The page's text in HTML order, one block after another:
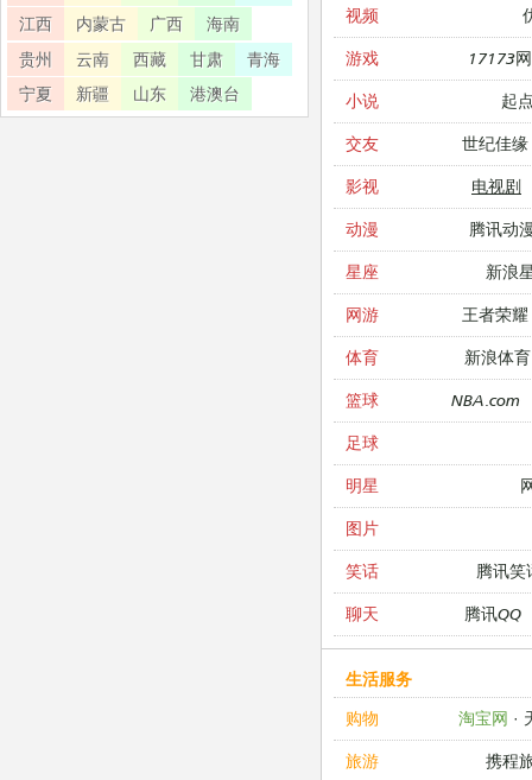
视频
游戏 17173
小说 起
交友 世纪佳缘
影视 电视剧
动漫 腾讯动
星座 新浪
网游 王者荣耀
体育 新浪体育
篮球 NBA.com
足球
明星
图片
笑话 腾讯笑
聊天 腾讯QQ
生活服务
购物
淘宝网 ·
旅游 携程
江西
内蒙古 广西
海南
贵州
云南 西藏 甘肃
青海
宁夏
新疆 山东 港澳台